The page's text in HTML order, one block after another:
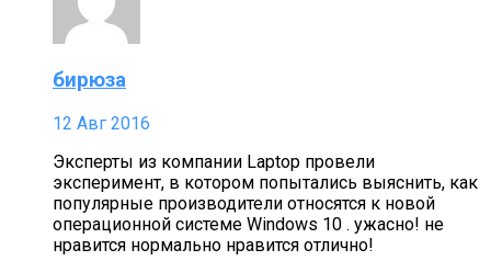
бирюза
12 Авг 2016
Эксперты из компании Laptop провели
эксперимент, в котором попытались выяснить, как
популярные производители относятся к новой
операционной системе Windows 10 . ужасно! не
нравится нормально нравится отлично!